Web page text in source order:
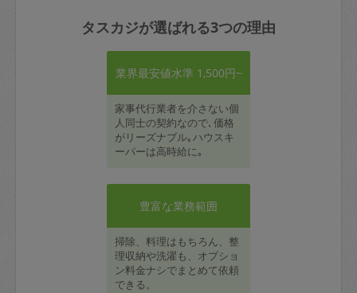
タスカジが選ばれる3つの理由
業界最安値水準 1,500円~
家事代行業者を介さない個
人同士の契約なので､価格
がリーズナブル｡ハウスキ
ーパーは高時給に｡
豊富な業務範囲
掃除、料理はもちろん、整
理収納や洗濯も、オプショ
ン料金ナシでまとめて依頼
できる。